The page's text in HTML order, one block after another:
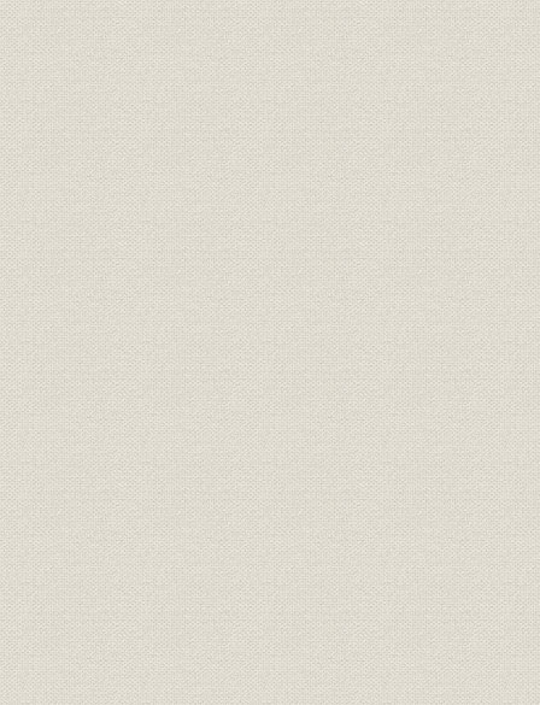
役員
会長・頭取列伝 4 第6代頭取 船
岡正道(第6代会長)、第7代頭取
草間卓(第7代会長)
従業員;人事 退職者種類別一覧
平成11年
年度(2002
経営政策 経営改善策の概要
平成10年
(2000年)3
社会貢献 助成給付社会福祉法人一覧
平成6年
(2002年)
国土開発;都市開発 県内沿線開発プロジェクト
[平成14年
(2003年)頃]
物流 重要港湾の現況
昭和38年
(2002年)
工場立地 新規工場立地動向
平成7年
(2002年)
組織;提携・合併
合併準備委員会と専門部会の組
織図
[平成14年
事業所;提携・合併
関東つくば銀行発足後の店名変
更
[平成14年